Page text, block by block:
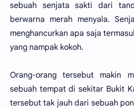
sebuah senjata sakti dari
berwarna merah menyala.
menghancurkan apa saja
yang nampak kokoh.
Orang-orang tersebut makin
sebuah tempat di sekitar Bukit
tersebut tak jauh dari sebuah